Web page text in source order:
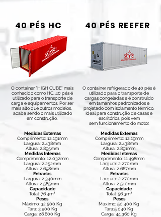
40 PÉS HC 40 PÉS REEFER
O container "HIGH CUBE" mais
conhecido como HC, 40 pés é
utilizado para o transporte de
carga e equipamentos. Por ser
mais alto que outros modelos,
acaba sendo o mais utilizado
em construção.
Medidas Externas
Comprimento: 12.191mm
Largura: 2.438mm
Altura: 2.895mm
Medidas Internas
Comprimento: 12.032mm
Largura: 2.252mm
Altura: 2.698mm
Entradas
Largura: 2.340mm
Altura: 2.585mm
Capacidade
Total: 76.4m³
Pesos
Máximo: 32.500 Kg
Tara: 3.900 Kg
Carga: 28.600 Kg
O container refrigerado de 40 pés é
utilizado para o transporte de
cargas congeladas e é construído
em tamanhos padronizados e
projetado com isolamento térmico.
Ideal para construção de casas e
escritórios, pois vem
sem funcionamento do motor.
Medidas Externas
Comprimento: 12.19mm
Largura: 2.438mm
Altura: 2.891mm
Medidas Internas
Comprimento: 11.498mm
Largura: 2.270mm
Altura: 2.667mm
Entradas
Largura: 2.270mm
Altura: 2.510mm
Capacidade
Total: 56.3m³
Pesos
Máximo: 50.400 Kg
Tara:5.040 Kg
Carga: 44.360 Kg